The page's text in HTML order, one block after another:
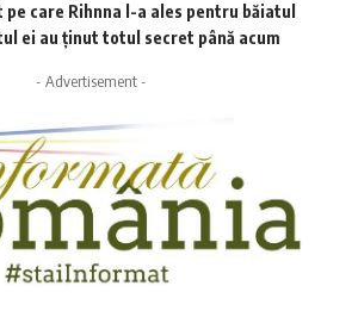
care Rihnna l-a ales pentru băiatul
ei au ținut totul secret până acum
- Advertisement -